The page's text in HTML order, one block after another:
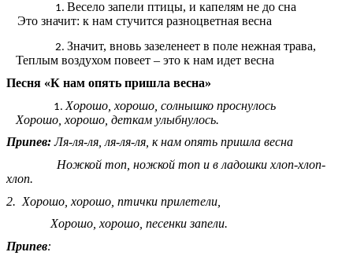
Весело запели птицы, и капелям не до сна
Это значит: к нам стучится разноцветная весна
Значит, вновь зазеленеет в поле нежная трава,
Теплым воздухом повеет – это к нам идет весна
Песня «К нам опять пришла весна»
Хорошо, хорошо, солнышко проснулось
Хорошо, хорошо, деткам улыбнулось.
Припев:Ля-ля-ля, ля-ля-ля, к нам опять пришла весна
Ножкой топ, ножкой топ и в ладошки хлоп-хлоп-
хлоп.
2. Хорошо, хорошо, птички прилетели,
Хорошо, хорошо, песенки запели.
Припев: